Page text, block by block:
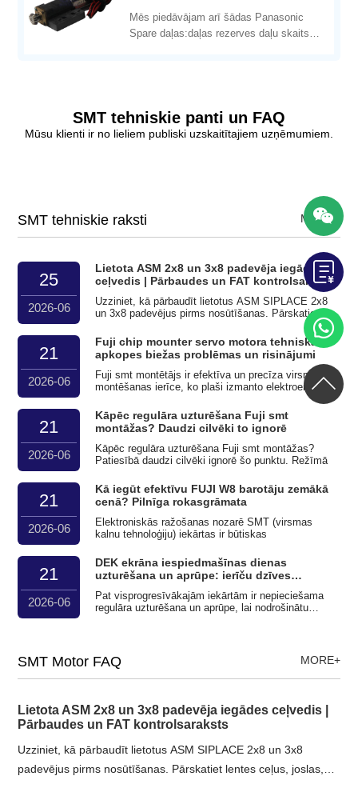
Machine
Mēs piedāvājam arī šādas Panasonic
Spare daļas:daļas rezerves daļu skaits
SMT tehniskie panti un FAQ
Mūsu klienti ir no lieliem publiski uzskaitītajiem uzņēmumiem.
SMT tehniskie raksti MORE+
25
2026-06
Lietota ASM 2x8 un 3x8 padevēja iegādes
ceļvedis | Pārbaudes un FAT kontrolsaraksts
Uzziniet, kā pārbaudīt lietotus ASM SIPLACE 2x8
un 3x8 padevējus pirms nosūtīšanas. Pārskatiet
lentes ceļus, joslas, aizbīdņus, pārklājuma lenti,
testus un FAT pierādījumus.
21
2026-06
Fuji chip mounter servo motora tehniskās
apkopes biežas problēmas un risinājumi
Fuji smt montētājs ir efektīva un precīza virsmas
montēšanas ierīce, ko plaši izmanto elektroenerģijā
21
2026-06
Kāpēc regulāra uzturēšana Fuji smt
montāžas? Daudzi cilvēki to ignorē
Kāpēc regulāra uzturēšana Fuji smt montāžas?
Patiesībā daudzi cilvēki ignorē šo punktu. Režīmā
21
2026-06
Kā iegūt efektīvu FUJI W8 barotāju zemākā
cenā? Pilnīga rokasgrāmata
Elektroniskās ražošanas nozarē SMT (virsmas
kalnu tehnoloģiju) iekārtas ir būtiskas
21
2026-06
DEK ekrāna iespiedmašīnas dienas
uzturēšana un aprūpe: ierīču dzīves
Pat visprogresīvākajām iekārtām ir nepieciešama
regulāra uzturēšana un aprūpe, lai nodrošinātu
SMT Motor FAQ MORE+
Lietota ASM 2x8 un 3x8 padevēja iegādes ceļvedis |
Pārbaudes un FAT kontrolsaraksts
Uzziniet, kā pārbaudīt lietotus ASM SIPLACE 2x8 un 3x8
padevējus pirms nosūtīšanas. Pārskatiet lentes ceļus, joslas,